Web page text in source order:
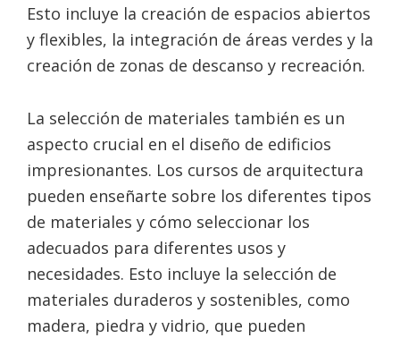
Esto incluye la creación de espacios abiertos
y flexibles, la integración de áreas verdes y la
creación de zonas de descanso y recreación.
La selección de materiales también es un
aspecto crucial en el diseño de edificios
impresionantes. Los cursos de arquitectura
pueden enseñarte sobre los diferentes tipos
de materiales y cómo seleccionar los
adecuados para diferentes usos y
necesidades. Esto incluye la selección de
materiales duraderos y sostenibles, como
madera, piedra y vidrio, que pueden